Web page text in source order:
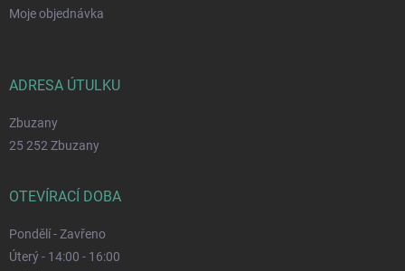
Moje objednávka
ADRESA ÚTULKU
Zbuzany
25 252 Zbuzany
OTEVÍRACÍ DOBA
Pondělí - Zavřeno
Úterý - 14:00 - 16:00